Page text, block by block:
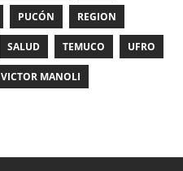
PUCÓN REGION
SALUD TEMUCO UFRO
VICTOR MANOLI